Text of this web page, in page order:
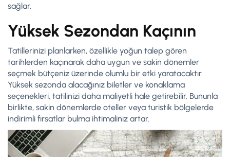
sağlar.
Yüksek Sezondan Kaçının
Tatillerinizi planlarken, özellikle yoğun talep gören
tarihlerden kaçınarak daha uygun ve sakin dönemler
seçmek bütçeniz üzerinde olumlu bir etki yaratacaktır.
Yüksek sezonda alacağınız biletler ve konaklama
seçenekleri, tatilinizi daha maliyetli hale getirebilir. Bununla
birlikte, sakin dönemlerde oteller veya turistik bölgelerde
indirimli fırsatlar bulma ihtimaliniz artar.